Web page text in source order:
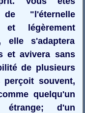
"l'éternelle
et légèrement
elle s'adaptera
et avivera sans
de plusieurs
perçoit souvent,
quelqu'un
d'un